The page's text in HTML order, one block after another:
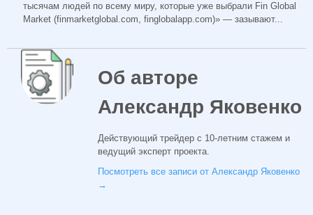
тысячам людей по всему миру, которые уже выбрали Fin Global
Market (finmarketglobal.com, finglobalapp.com)» — зазывают...
Об авторе
Александр Яковенко
Действующий трейдер с 10-летним стажем и
ведущий эксперт проекта.
Посмотреть все записи от Александр Яковенко
→